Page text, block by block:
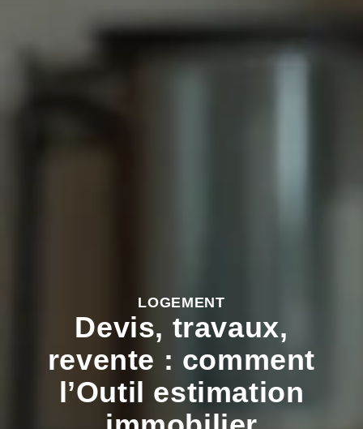
LOGEMENT
Devis, travaux,
revente : comment
l’Outil estimation